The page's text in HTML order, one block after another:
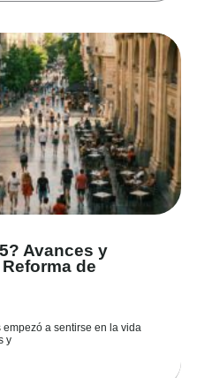
Avances y
de
a sentirse en la vida
y